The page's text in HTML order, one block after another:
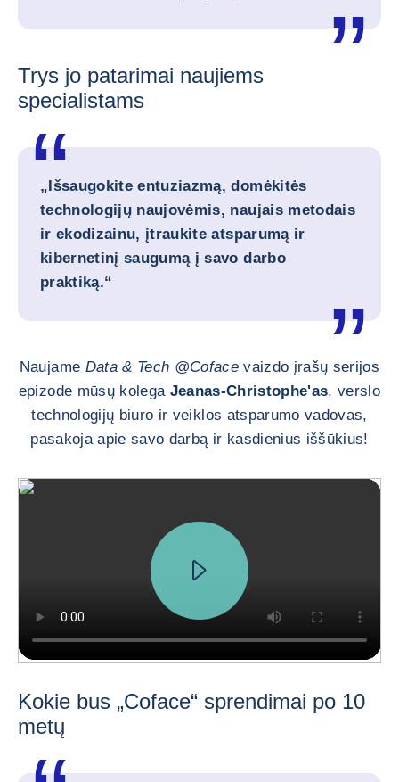
Trys jo patarimai naujiems
specialistams
„Išsaugokite entuziazmą, domėkitės
technologijų naujovėmis, naujais metodais
ir ekodizainu, įtraukite atsparumą ir
kibernetinį saugumą į savo darbo
praktiką.“
Naujame Data & Tech @Cofacevaizdo įrašų serijos
epizode mūsų kolega Jeanas-Christophe'as, verslo
technologijų biuro ir veiklos atsparumo vadovas,
pasakoja apie savo darbą ir kasdienius iššūkius!
Kokie bus „Coface“ sprendimai po 10
metų